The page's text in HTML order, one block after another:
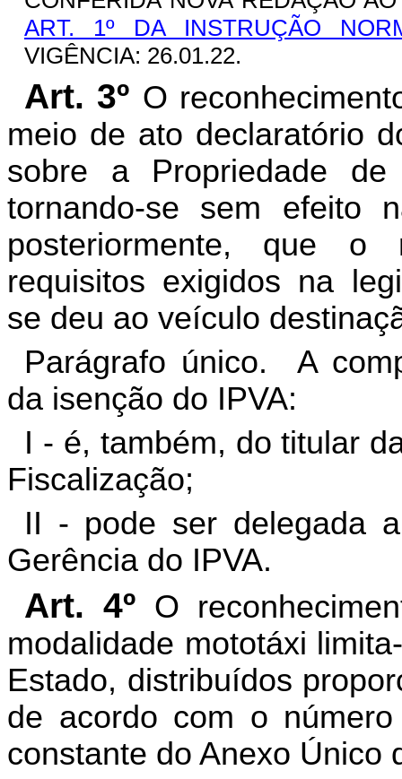
ART. 1º DA INSTRUÇÃO
VIGÊNCIA: 26.01.22.
Art. 3º O
meio de ato declaratório
sobre a Propriedade de
tornando-se sem efeito
posteriormente, que o
requisitos exigidos na
se deu ao veículo
Parágrafo único. A
da isenção do IPVA:
I - é, também, do titular
Fiscalização;
II - pode ser delegada
Gerência do IPVA.
Art. 4º O
modalidade mototáxi
Estado, distribuídos
de acordo com o
constante do Anexo Único